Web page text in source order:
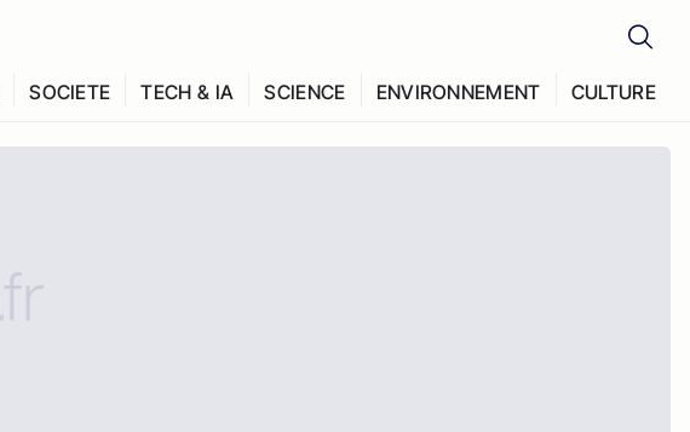
SOCIETE TECH & IA SCIENCE ENVIRONNEMENT CULTURE